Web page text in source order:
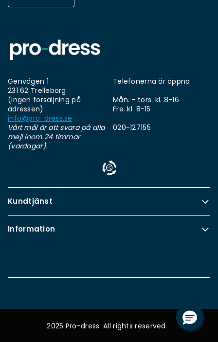
Genvägen 1
231 62 Trelleborg
(ingen försäljning på
adressen)
info@pro-dress.se
Vårt mål är att svara på alla
mejl inom 24 timmar
(vardagar).
Telefonerna är öppna
Mån. - tors. kl. 8-16
Fre. kl. 8-15
020-127155
Kundtjänst
Information
2025 Pro-dress. All rights reserved